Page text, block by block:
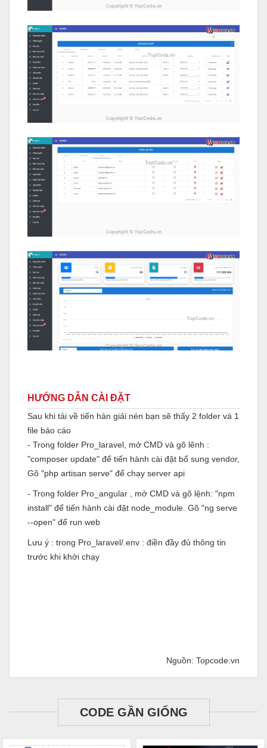
HƯỚNG DẪN CÀI ĐẶT
Sau khi tải về tiến hàn giải nén bạn sẽ thấy 2 folder và 1
file báo cáo
- Trong folder Pro_laravel, mở CMD và gõ lênh :
"composer update" để tiến hành cài đặt bổ sung vendor,
Gõ "php artisan serve" để chạy server api
- Trong folder Pro_angular , mở CMD và gõ lệnh: "npm
install" để tiến hành cài đặt node_module. Gõ "ng serve
--open" để run web
Lưu ý : trong Pro_laravel/.env : điền đầy đủ thông tin
trước khi khởi chạy
Nguồn: Topcode.vn
CODE GẦN GIỐNG